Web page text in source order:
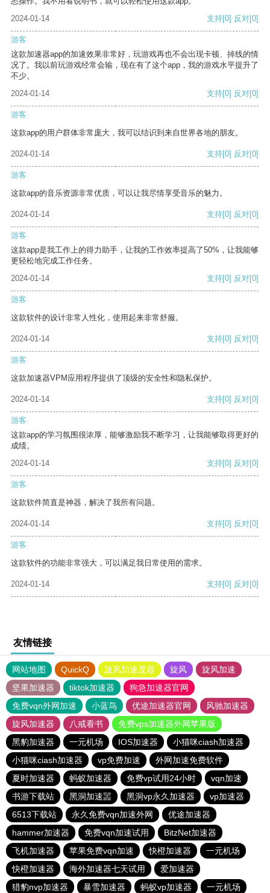
2024-01-14
支持[0] 反对[0]
游客
这款加速器app的加速效果非常好，玩游戏再也不会出现卡顿、掉线的情
况了。我以前玩游戏经常会输，现在有了这个app，我的游戏水平提升了
不少。
2024-01-14
支持[0] 反对[0]
游客
这款app的用户群体非常庞大，我可以结识到来自世界各地的朋友。
2024-01-14 支持[0] 反对[0]
游客
这款app的音乐资源非常优质，可以让我尽情享受音乐的魅力。
2024-01-14 支持[0] 反对[0]
游客
这款app是我工作上的得力助手，让我的工作效率提高了50%，让我能够
更轻松地完成工作任务。
2024-01-14
支持[0] 反对[0]
游客
这款软件的设计非常人性化，使用起来非常舒服。
2024-01-14 支持[0] 反对[0]
游客
这款加速器VPM应用程序提供了顶级的安全性和隐私保护。
2024-01-14 支持[0] 反对[0]
游客
这款app的学习氛围很浓厚，能够激励我不断学习，让我能够取得更好的
成绩。
2024-01-14
支持[0] 反对[0]
游客
这款软件简直是神器，解决了我所有问题。
2024-01-14 支持[0] 反对[0]
游客
这款软件的功能非常强大，可以满足我日常使用的需求。
2024-01-14 支持[0] 反对[0]
友情链接
网站地图 QuickQ 旋风加速度器 旋风
旋风加速
坚果加速器
tiktok加速器
狗急加速器官网
免费vqn外网加速
小蓝鸟 优途加速器官网
风驰加速器
旋风加速器
八戒看书
免费vps加速器外网苹果版
黑豹加速器
一元机场 IOS加速器
小猫咪ciash加速器
小猫咪ciash加速器
vp免费加速
外网加速免费软件
夏时加速器
蚂蚁加速器 免费vp试用24小时
vqn加速
书游下载站
黑洞加速噐 黑洞vp永久加速器
vp加速器
6513下载站
永久免费vqn加速外网
优途加速器
hammer加速器
免费vqn加速试用
BitzNet加速器
飞机加速器
苹果免费vqn加速 快橙加速器
一元机场
快橙加速器
海外加速器七天试用
爱加速器
猎豹nvp加速器
暴雪加速器 蚂蚁vp加速器 一元机场